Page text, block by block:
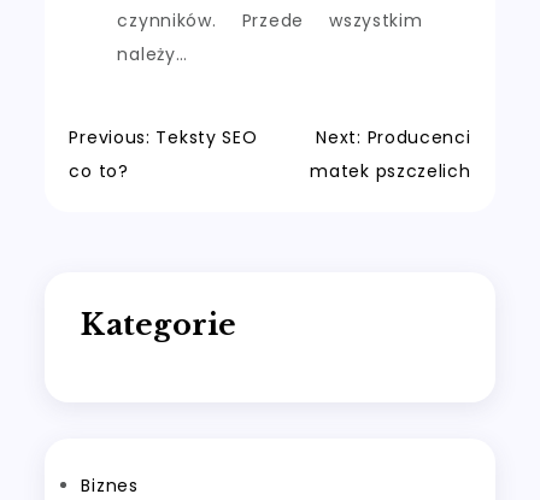
czynników. Przede wszystkim
należy…
Nawigacja
Previous: Teksty SEO
co to?
Next: Producenci
matek pszczelich
Kategorie
Biznes